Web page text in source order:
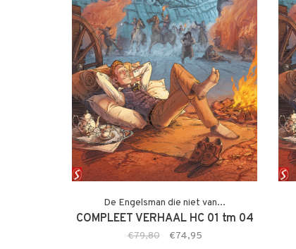
De Engelsman die niet van...
COMPLEET VERHAAL HC 01 tm 04
€79,80 €74,95